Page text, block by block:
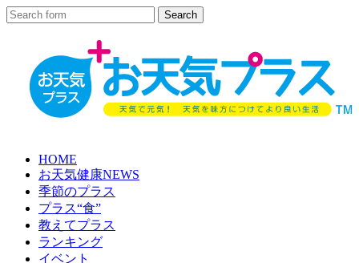
HOME
お天気健康NEWS
季節のプラス
プラス“食”
教えてプラス
ランキング
イベント